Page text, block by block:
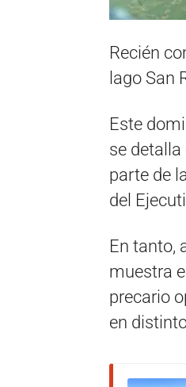
Recién
lago San
Este
se
parte de
del
En tanto,
muestra
precario
en